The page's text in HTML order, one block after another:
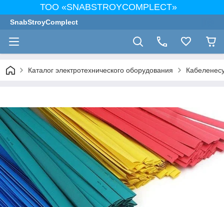
ТОО «SNABSTROYCOMPLECT»
SnabStroyComplect
Каталог электротехнического оборудования